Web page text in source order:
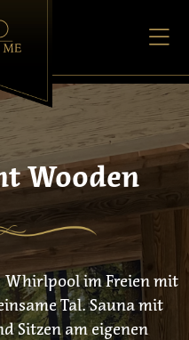
Wooden
Whirlpool im Freien mit
Tal. Sauna mit
Sitzen am eigenen